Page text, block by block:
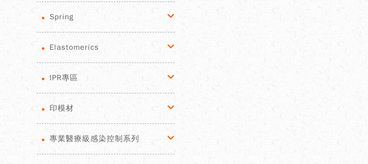
Spring
Elastomerics
IPR專區
印模材
專業醫療級感染控制系列